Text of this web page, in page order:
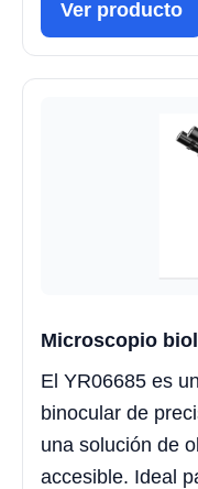
Ver producto
Microscopio
El YR06685 es
binocular de
una solución de
accesible. Ideal